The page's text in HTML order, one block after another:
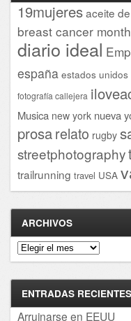
19mujeresaceite
breast cancer month
diario ideal
españa estados unidos
fotografía callejera
Musica new york nueva
prosarelato rugby
streetphotography
trailrunning travel USA
ARCHIVOS
Archivos
ENTRADAS RECIENTES
Arruinarse en EEUU